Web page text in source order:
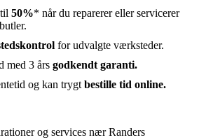
50%* når du reparerer eller servicerer
for udvalgte værksteder.
med 3 års godkendt garanti.
og kan trygt bestille tid online.
og services nær Randers